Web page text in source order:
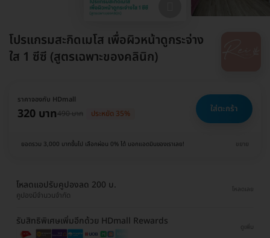
โปรแกรมสะกิดเมโส เพื่อผิวหน้าดูกระจ่าง
ใส 1 ซีซี (สูตรเฉพาะของคลินิก)
ราคาจองกับ HDmall
320 บาท490 บาท ประหยัด 35% ใส่ตะกร้า
ยอดรวม 3,000 บาทขึ้นไป เลือกผ่อน 0% ได้ บอกแอดมินของเราเลย! ขยาย
โหลดแอปรับคูปองลด 200 บ.
คูปองมีจำนวนจำกัด
โหลดเลย
รับสิทธิพิเศษเพิ่มอีกด้วย HDmall Rewards
ดูเพิ่ม